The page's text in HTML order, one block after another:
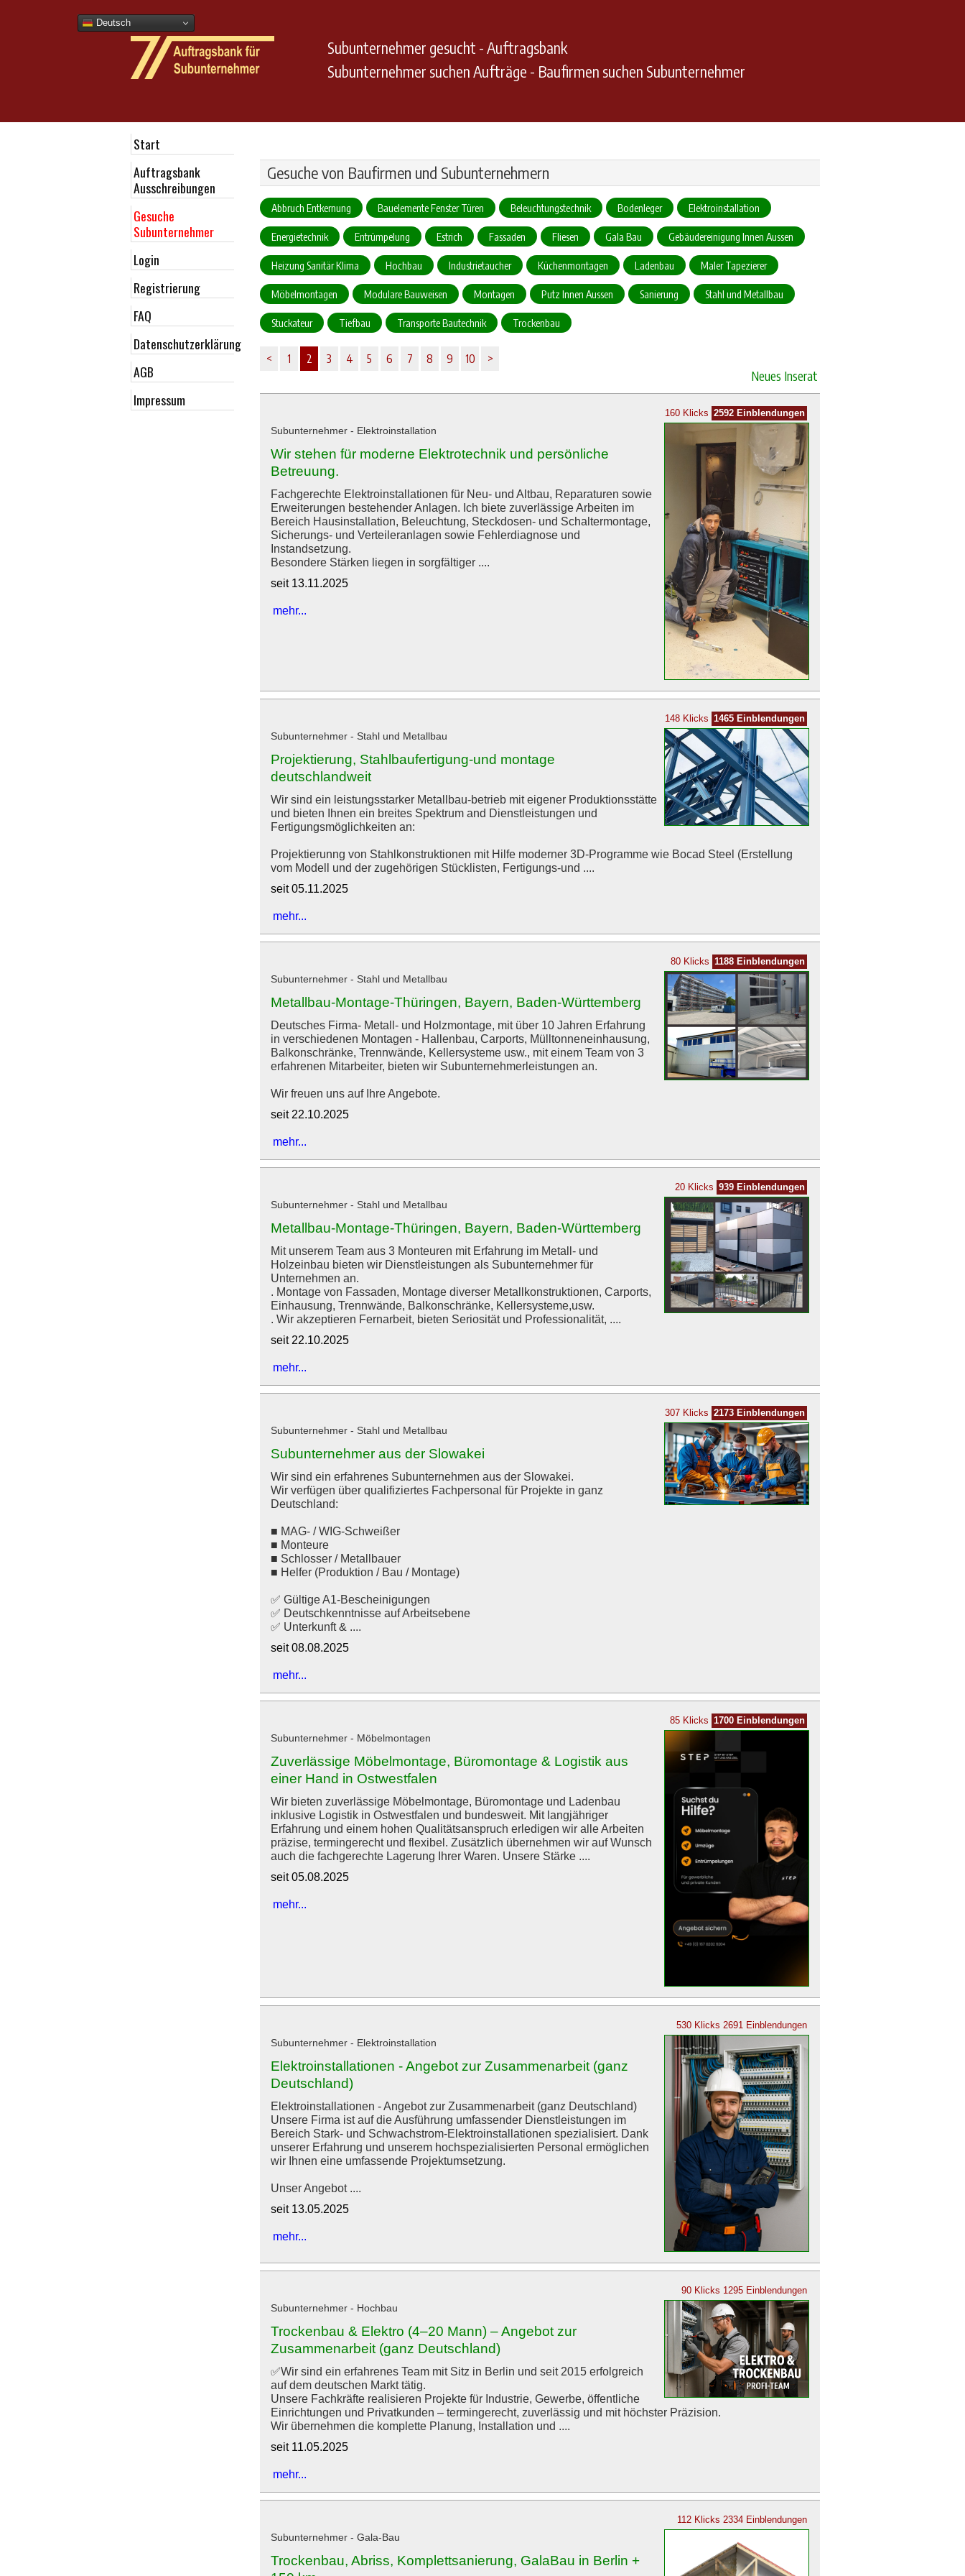
Deutsch
Subunternehmer gesucht - Auftragsbank
Subunternehmer suchen Aufträge - Baufirmen suchen Subunternehmer
Start
Auftragsbank
Ausschreibungen
Gesuche
Subunternehmer
Login
Registrierung
FAQ
Datenschutzerklärung
AGB
Impressum
Gesuche von Baufirmen und Subunternehmern
Abbruch Entkernung Bauelemente Fenster Türen Beleuchtungstechnik Bodenleger Elektroinstallation
Energietechnik Entrümpelung Estrich Fassaden Fliesen Gala Bau Gebäudereinigung Innen Aussen
Heizung Sanitär Klima Hochbau Industrietaucher Küchenmontagen Ladenbau Maler Tapezierer
Möbelmontagen Modulare Bauweisen Montagen Putz Innen Aussen Sanierung Stahl und Metallbau
Stuckateur Tiefbau Transporte Bautechnik Trockenbau
< 1 2 3 4 5 6 7 8 9 10 >
Neues Inserat
160 Klicks 2592 Einblendungen
Subunternehmer - Elektroinstallation
Wir stehen für moderne Elektrotechnik und persönliche
Betreuung.
Fachgerechte Elektroinstallationen für Neu- und Altbau, Reparaturen sowie
Erweiterungen bestehender Anlagen. Ich biete zuverlässige Arbeiten im
Bereich Hausinstallation, Beleuchtung, Steckdosen- und Schaltermontage,
Sicherungs- und Verteileranlagen sowie Fehlerdiagnose und
Instandsetzung.
Besondere Stärken liegen in sorgfältiger ....
seit 13.11.2025
mehr...
148 Klicks 1465 Einblendungen
Subunternehmer - Stahl und Metallbau
Projektierung, Stahlbaufertigung-und montage
deutschlandweit
Wir sind ein leistungsstarker Metallbau-betrieb mit eigener Produktionsstätte
und bieten Ihnen ein breites Spektrum and Dienstleistungen und
Fertigungsmöglichkeiten an:
Projektierunng von Stahlkonstruktionen mit Hilfe moderner 3D-Programme wie Bocad Steel (Erstellung
vom Modell und der zugehörigen Stücklisten, Fertigungs-und ....
seit 05.11.2025
mehr...
80 Klicks 1188 Einblendungen
Subunternehmer - Stahl und Metallbau
Metallbau-Montage-Thüringen, Bayern, Baden-Württemberg
Deutsches Firma- Metall- und Holzmontage, mit über 10 Jahren Erfahrung
in verschiedenen Montagen - Hallenbau, Carports, Mülltonneneinhausung,
Balkonschränke, Trennwände, Kellersysteme usw., mit einem Team von 3
erfahrenen Mitarbeiter, bieten wir Subunternehmerleistungen an.
Wir freuen uns auf Ihre Angebote.
seit 22.10.2025
mehr...
20 Klicks 939 Einblendungen
Subunternehmer - Stahl und Metallbau
Metallbau-Montage-Thüringen, Bayern, Baden-Württemberg
Mit unserem Team aus 3 Monteuren mit Erfahrung im Metall- und
Holzeinbau bieten wir Dienstleistungen als Subunternehmer für
Unternehmen an.
. Montage von Fassaden, Montage diverser Metallkonstruktionen, Carports,
Einhausung, Trennwände, Balkonschränke, Kellersysteme,usw.
. Wir akzeptieren Fernarbeit, bieten Seriosität und Professionalität, ....
seit 22.10.2025
mehr...
307 Klicks 2173 Einblendungen
Subunternehmer - Stahl und Metallbau
Subunternehmer aus der Slowakei
Wir sind ein erfahrenes Subunternehmen aus der Slowakei.
Wir verfügen über qualifiziertes Fachpersonal für Projekte in ganz
Deutschland:
■ MAG- / WIG-Schweißer
■ Monteure
■ Schlosser / Metallbauer
■ Helfer (Produktion / Bau / Montage)
✅ Gültige A1-Bescheinigungen
✅ Deutschkenntnisse auf Arbeitsebene
✅ Unterkunft & ....
seit 08.08.2025
mehr...
85 Klicks 1700 Einblendungen
Subunternehmer - Möbelmontagen
Zuverlässige Möbelmontage, Büromontage & Logistik aus
einer Hand in Ostwestfalen
Wir bieten zuverlässige Möbelmontage, Büromontage und Ladenbau
inklusive Logistik in Ostwestfalen und bundesweit. Mit langjähriger
Erfahrung und einem hohen Qualitätsanspruch erledigen wir alle Arbeiten
präzise, termingerecht und flexibel. Zusätzlich übernehmen wir auf Wunsch
auch die fachgerechte Lagerung Ihrer Waren. Unsere Stärke ....
seit 05.08.2025
mehr...
530 Klicks 2691 Einblendungen
Subunternehmer - Elektroinstallation
Elektroinstallationen - Angebot zur Zusammenarbeit (ganz
Deutschland)
Elektroinstallationen - Angebot zur Zusammenarbeit (ganz Deutschland)
Unsere Firma ist auf die Ausführung umfassender Dienstleistungen im
Bereich Stark- und Schwachstrom-Elektroinstallationen spezialisiert. Dank
unserer Erfahrung und unserem hochspezialisierten Personal ermöglichen
wir Ihnen eine umfassende Projektumsetzung.
Unser Angebot ....
seit 13.05.2025
mehr...
90 Klicks 1295 Einblendungen
Subunternehmer - Hochbau
Trockenbau & Elektro (4–20 Mann) – Angebot zur
Zusammenarbeit (ganz Deutschland)
✅Wir sind ein erfahrenes Team mit Sitz in Berlin und seit 2015 erfolgreich
auf dem deutschen Markt tätig.
Unsere Fachkräfte realisieren Projekte für Industrie, Gewerbe, öffentliche
Einrichtungen und Privatkunden – termingerecht, zuverlässig und mit höchster Präzision.
Wir übernehmen die komplette Planung, Installation und ....
seit 11.05.2025
mehr...
112 Klicks 2334 Einblendungen
Subunternehmer - Gala-Bau
Trockenbau, Abriss, Komplettsanierung, GalaBau in Berlin +